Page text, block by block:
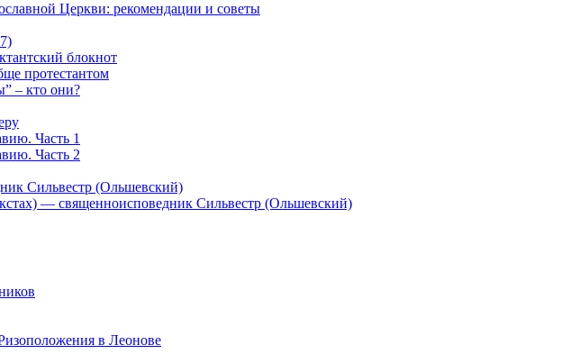
Церкви: рекомендации и советы
блокнот
протестантом
– кто они?
Часть 1
Часть 2
Сильвестр (Ольшевский)
— священноисповедник Сильвестр (Ольшевский)
в Леонове